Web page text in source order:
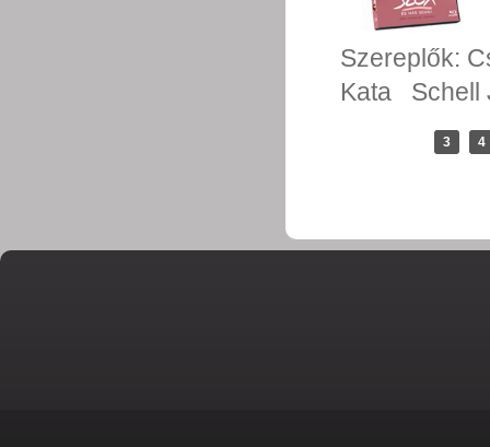
Szereplők:
Kata
Schell
3 4